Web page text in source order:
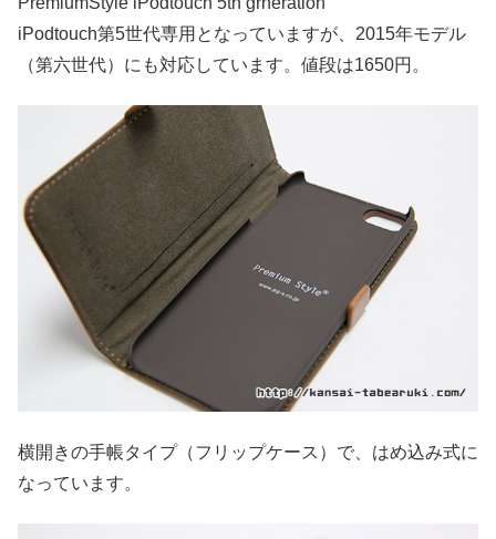
iPodtouch第5世代専用となっていますが、2015年モデル
（第六世代）にも対応しています。値段は1650円。
横開きの手帳タイプ（フリップケース）で、はめ込み式に
なっています。